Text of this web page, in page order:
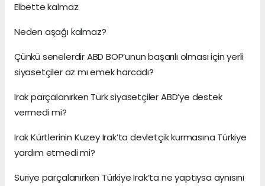
Elbette kalmaz.
Neden aşağı kalmaz?
Çünkü senelerdir ABD BOP’unun başarılı olması için yerli
siyasetçiler az mı emek harcadı?
Irak parçalanırken Türk siyasetçiler ABD’ye destek
vermedi mi?
Irak Kürtlerinin Kuzey Irak’ta devletçik kurmasına Türkiye
yardım etmedi mi?
Suriye parçalanırken Türkiye Irak’ta ne yaptıysa aynısını